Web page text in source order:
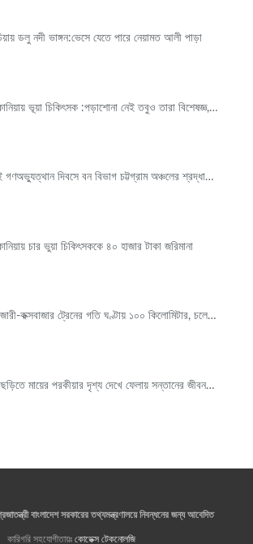
ডলু নদী ভাঙ্গন:ভেসে যেতে পারে নেয়ামত আলী পাড়া
ভূয়া চিকিৎসক :পড়াশোনা নেই তবুও তারা বিশেষজ্ঞ,…
গণঅভ্যুত্থান দিবসে বন বিভাগ চট্টগ্রাম অঞ্চলের শ্রদ্ধা…
চার ভুয়া চিকিৎসককে ৪০ হাজার টাকা জরিমানা
কক্সবাজার ট্রেনের গতি ঘণ্টায় ১০০ কিলোমিটার, চলে…
মায়ের পরকীয়ার দৃশ্য দেখে ফেলায় সন্তানের জীবন…
বাংলাদেশ সরকারের তথ্যমন্ত্রণালয়ে নিবন্ধনের জন্য আবেদিত
কারিগরি সহযোগীতায়ঃ কোডেক্স টেকনোলজি